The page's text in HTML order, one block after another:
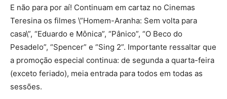
E não para por aí! Continuam em cartaz no Cinemas
Teresina os filmes \”Homem-Aranha: Sem volta para
casa\”, “Eduardo e Mônica”, “Pânico”, “O Beco do
Pesadelo”, “Spencer” e “Sing 2”. Importante ressaltar que
a promoção especial continua: de segunda a quarta-feira
(exceto feriado), meia entrada para todos em todas as
sessões.